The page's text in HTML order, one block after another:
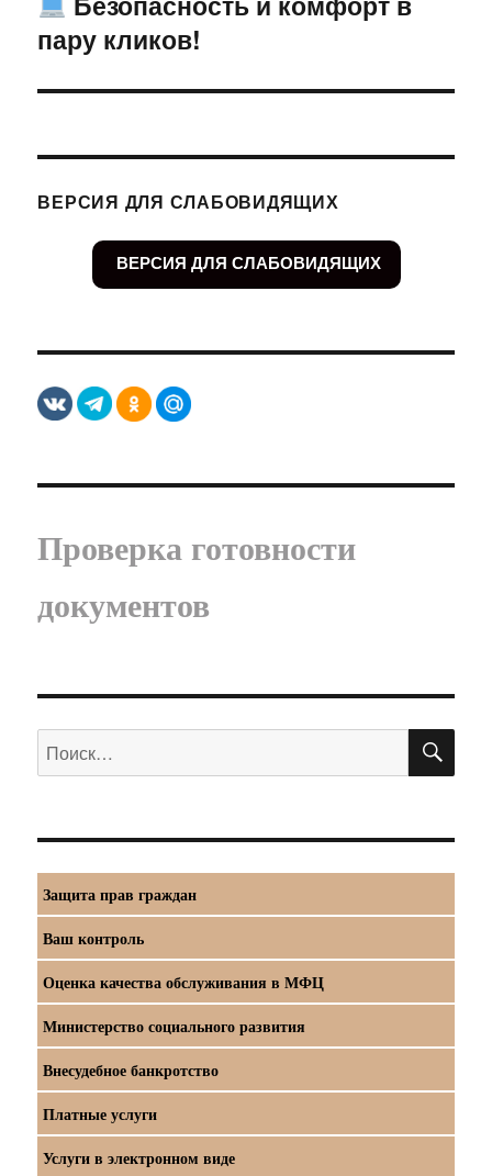
запись:
пару кликов!
ВЕРСИЯ ДЛЯ СЛАБОВИДЯЩИХ
ВЕРСИЯ ДЛЯ СЛАБОВИДЯЩИХ
Проверка готовности
документов
Искать:
Защита прав граждан
Ваш контроль
Оценка качества обслуживания в МФЦ
Министерство социального развития
Внесудебное банкротство
Платные услуги
Услуги в электронном виде